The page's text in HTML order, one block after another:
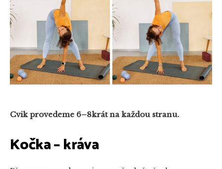
Cvik provedeme 6–8krát na každou stranu.
Kočka – kráva